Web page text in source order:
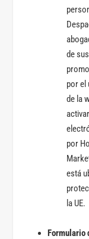
de
por el
de la
por
está
la UE.
Formulario